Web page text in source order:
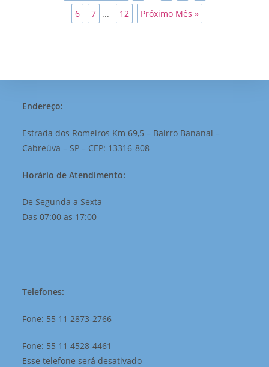
6
7 ... 12 Próximo Mês »
Endereço:
Estrada dos Romeiros Km 69,5 – Bairro Bananal –
Cabreúva – SP – CEP: 13316-808
Horário de Atendimento:
De Segunda a Sexta
Das 07:00 as 17:00
Telefones:
Fone: 55 11 2873-2766
Fone: 55 11 4528-4461
Esse telefone será desativado